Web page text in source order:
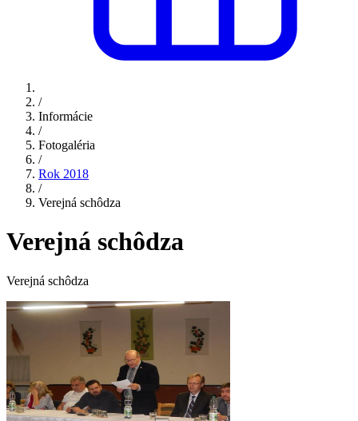
/
Informácie
/
Fotogaléria
/
Rok 2018
/
Verejná schôdza
Verejná schôdza
Verejná schôdza